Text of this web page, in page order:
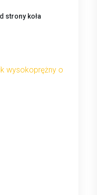
strony koła
wysokoprężny o